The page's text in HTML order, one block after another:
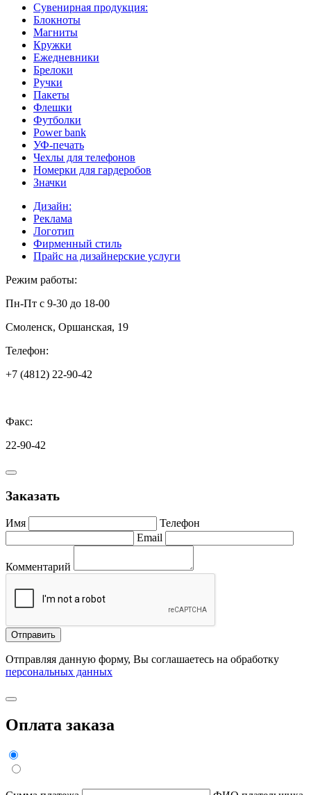
Сувенирная продукция:
Блокноты
Магниты
Кружки
Ежедневники
Брелоки
Ручки
Пакеты
Флешки
Футболки
Power bank
УФ-печать
Чехлы для телефонов
Номерки для гардеробов
Значки
Дизайн:
Реклама
Логотип
Фирменный стиль
Прайс на дизайнерские услуги
Режим работы:
Пн-Пт с 9-30 до 18-00
Смоленск, Оршанская, 19
Телефон:
+7 (4812) 22-90-42
Факс:
22-90-42
Заказать
Имя
Телефон
Email
Комментарий
Отправить
Отправляя данную форму, Вы соглашаетесь на обработку
персональных данных
Оплата заказа